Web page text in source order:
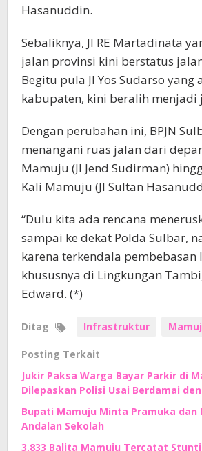
Hasanuddin.
Sebaliknya, Jl RE Martadinata
jalan provinsi kini berstatus
Begitu pula Jl Yos Sudarso yang
kabupaten, kini beralih menjadi
Dengan perubahan ini, BPJN
menangani ruas jalan dari
Mamuju (Jl Jend Sudirman)
Kali Mamuju (Jl Sultan
“Dulu kita ada rencana
sampai ke dekat Polda Sulbar,
karena terkendala pembebasan
khususnya di Lingkungan
Edward. (*)
Ditag Infrastruktur
Posting Terkait
Jukir Paksa Warga Bayar Parkir di
Dilepaskan Polisi Usai Berdamai
Bupati Mamuju Minta Pramuka dan
Andalan Sekolah
3.833 Balita Mamuju Tercatat